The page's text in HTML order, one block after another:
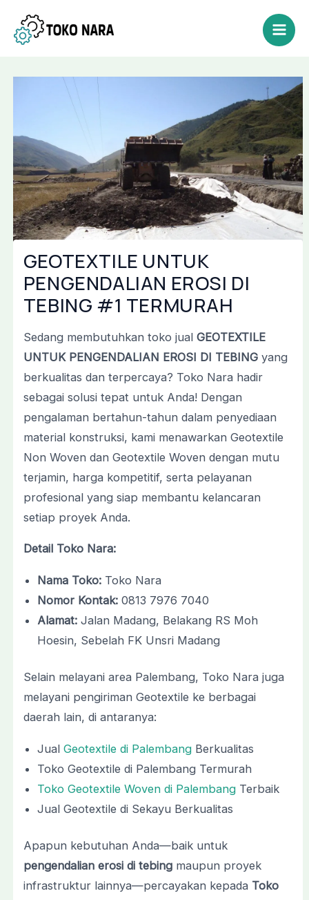
konten
Main
GEOTEXTILE UNTUK
PENGENDALIAN EROSI DI
TEBING #1 TERMURAH
Sedang membutuhkan toko jual GEOTEXTILE
UNTUK PENGENDALIAN EROSI DI TEBINGyang
berkualitas dan terpercaya? Toko Nara hadir
sebagai solusi tepat untuk Anda! Dengan
pengalaman bertahun-tahun dalam penyediaan
material konstruksi, kami menawarkan Geotextile
Non Woven dan Geotextile Woven dengan mutu
terjamin, harga kompetitif, serta pelayanan
profesional yang siap membantu kelancaran
setiap proyek Anda.
Detail Toko Nara:
Nama Toko:Toko Nara
Nomor Kontak:0813 7976 7040
Alamat:Jalan Madang, Belakang RS Moh
Hoesin, Sebelah FK Unsri Madang
Selain melayani area Palembang, Toko Nara juga
melayani pengiriman Geotextile ke berbagai
daerah lain, di antaranya:
Jual Geotextile di PalembangBerkualitas
Toko Geotextile di Palembang Termurah
Toko Geotextile Woven di PalembangTerbaik
Jual Geotextile di Sekayu Berkualitas
Apapun kebutuhan Anda—baik untuk
pengendalian erosi di tebingmaupun proyek
infrastruktur lainnya—percayakan kepada Toko
navigation